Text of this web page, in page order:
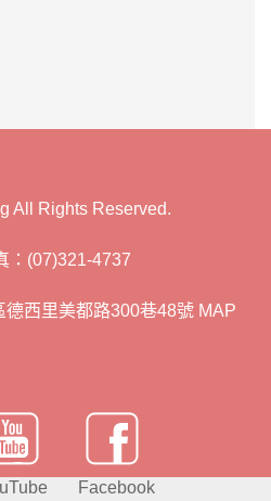
All Rights Reserved.
(07)321-4737
西里美都路300巷48號 MAP
Facebook